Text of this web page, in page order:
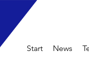
Start News